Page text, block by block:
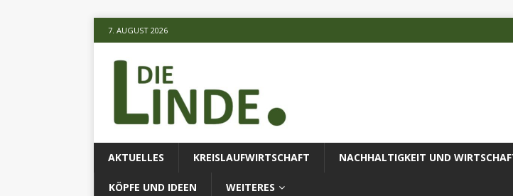
7. AUGUST 2026
AKTUELLES KREISLAUFWIRTSCHAFT NACHHALTIGKEIT UND
KÖPFE UND IDEEN WEITERES